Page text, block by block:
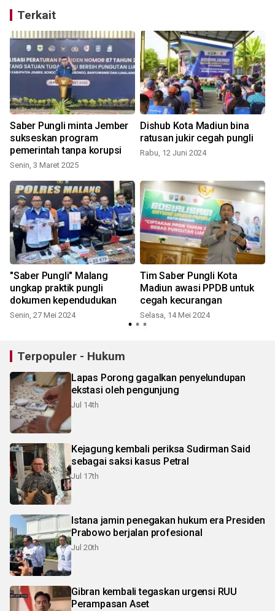
Terkait
Saber Pungli minta Jember
sukseskan program
pemerintah tanpa korupsi
Senin, 3 Maret 2025
Dishub Kota Madiun bina
ratusan jukir cegah pungli
Rabu, 12 Juni 2024
"Saber Pungli" Malang
ungkap praktik pungli
dokumen kependudukan
Senin, 27 Mei 2024
Tim Saber Pungli Kota
Madiun awasi PPDB untuk
cegah kecurangan
Selasa, 14 Mei 2024
Terpopuler - Hukum
Lapas Porong gagalkan penyelundupan
ekstasi oleh pengunjung
Jul 14th
Kejagung kembali periksa Sudirman Said
sebagai saksi kasus Petral
Jul 17th
Istana jamin penegakan hukum era Presiden
Prabowo berjalan profesional
Jul 20th
Gibran kembali tegaskan urgensi RUU
Perampasan Aset